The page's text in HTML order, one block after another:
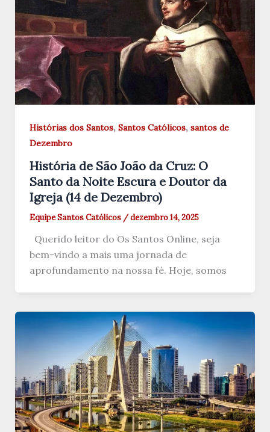
Histórias dos Santos, Santos Católicos, santos de
Dezembro
História de São João da Cruz: O
Santo da Noite Escura e Doutor da
Igreja (14 de Dezembro)
Equipe Santos Católicos /dezembro 14, 2025
Querido leitor do Os Santos Online, seja
bem-vindo a mais uma jornada de
aprofundamento na nossa fé. Hoje, somos